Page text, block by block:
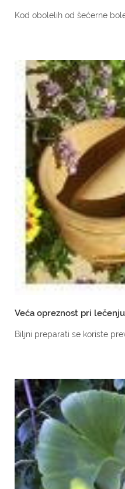
Kod obolelih od šećerne
Veća opreznost pri
Biljni preparati se koriste